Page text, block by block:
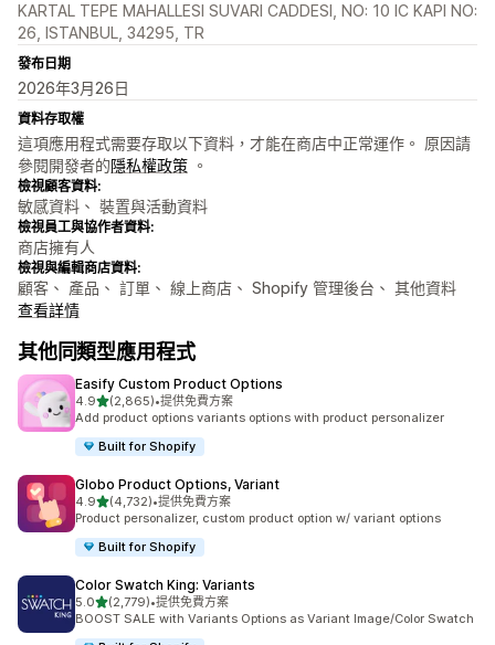
KARTAL TEPE MAHALLESI SUVARI CADDESI, NO: 10 IC KAPI NO:
26, ISTANBUL, 34295, TR
發布日期
2026年3月26日
資料存取權
這項應用程式需要存取以下資料，才能在商店中正常運作。 原因請
參閱開發者的隱私權政策 。
檢視顧客資料:
敏感資料、 裝置與活動資料
檢視員工與協作者資料:
商店擁有人
檢視與編輯商店資料:
顧客、 產品、 訂單、 線上商店、 Shopify 管理後台、 其他資料
查看詳情
其他同類型應用程式
Easify Custom Product Options
4.9滿分 5 顆星
(2,865)
共有 2865 則評價
•提供免費方案
Add product options variants options with product personalizer
Built for Shopify
Globo Product Options, Variant
4.9滿分 5 顆星
(4,732)
共有 4732 則評價
•提供免費方案
Product personalizer, custom product option w/ variant options
Built for Shopify
Color Swatch King: Variants
5.0滿分 5 顆星
(2,779)
共有 2779 則評價
•提供免費方案
BOOST SALE with Variants Options as Variant Image/Color Swatch